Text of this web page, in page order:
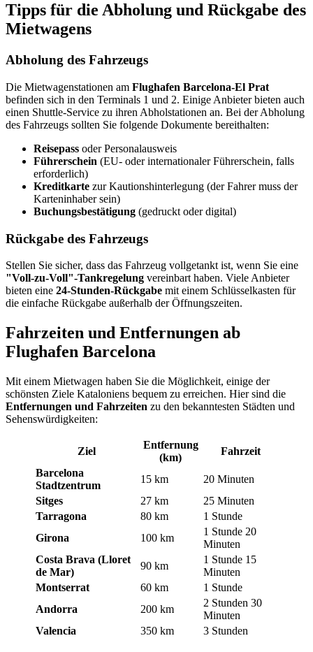
Tipps für die Abholung und Rückgabe des
Mietwagens
Abholung des Fahrzeugs
Die Mietwagenstationen am Flughafen Barcelona-El Prat
befinden sich in den Terminals 1 und 2. Einige Anbieter bieten auch
einen Shuttle-Service zu ihren Abholstationen an. Bei der Abholung
des Fahrzeugs sollten Sie folgende Dokumente bereithalten:
Reisepass oder Personalausweis
Führerschein (EU- oder internationaler Führerschein, falls
erforderlich)
Kreditkarte zur Kautionshinterlegung (der Fahrer muss der
Karteninhaber sein)
Buchungsbestätigung (gedruckt oder digital)
Rückgabe des Fahrzeugs
Stellen Sie sicher, dass das Fahrzeug vollgetankt ist, wenn Sie eine
"Voll-zu-Voll"-Tankregelung vereinbart haben. Viele Anbieter
bieten eine 24-Stunden-Rückgabe mit einem Schlüsselkasten für
die einfache Rückgabe außerhalb der Öffnungszeiten.
Fahrzeiten und Entfernungen ab
Flughafen Barcelona
Mit einem Mietwagen haben Sie die Möglichkeit, einige der
schönsten Ziele Kataloniens bequem zu erreichen. Hier sind die
Entfernungen und Fahrzeiten zu den bekanntesten Städten und
Sehenswürdigkeiten:
Ziel
Entfernung
(km)
Fahrzeit
Barcelona
Stadtzentrum
15 km
20 Minuten
Sitges
27 km
25 Minuten
Tarragona
80 km
1 Stunde
Girona
100 km
1 Stunde 20
Minuten
Costa Brava (Lloret
de Mar)
90 km
1 Stunde 15
Minuten
Montserrat
60 km
1 Stunde
Andorra
200 km
2 Stunden 30
Minuten
Valencia
350 km 3 Stunden